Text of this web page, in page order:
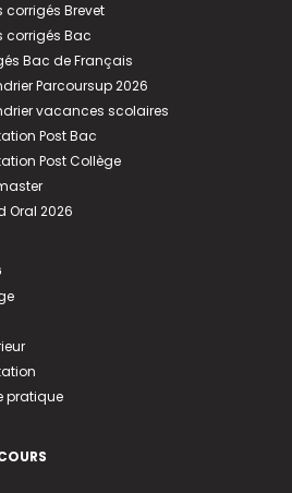
corrigés Brevet
corrigés Bac
Bac de Français
Parcoursup 2026
vacances scolaires
Post Bac
Post Collège
Oral 2026
pratique